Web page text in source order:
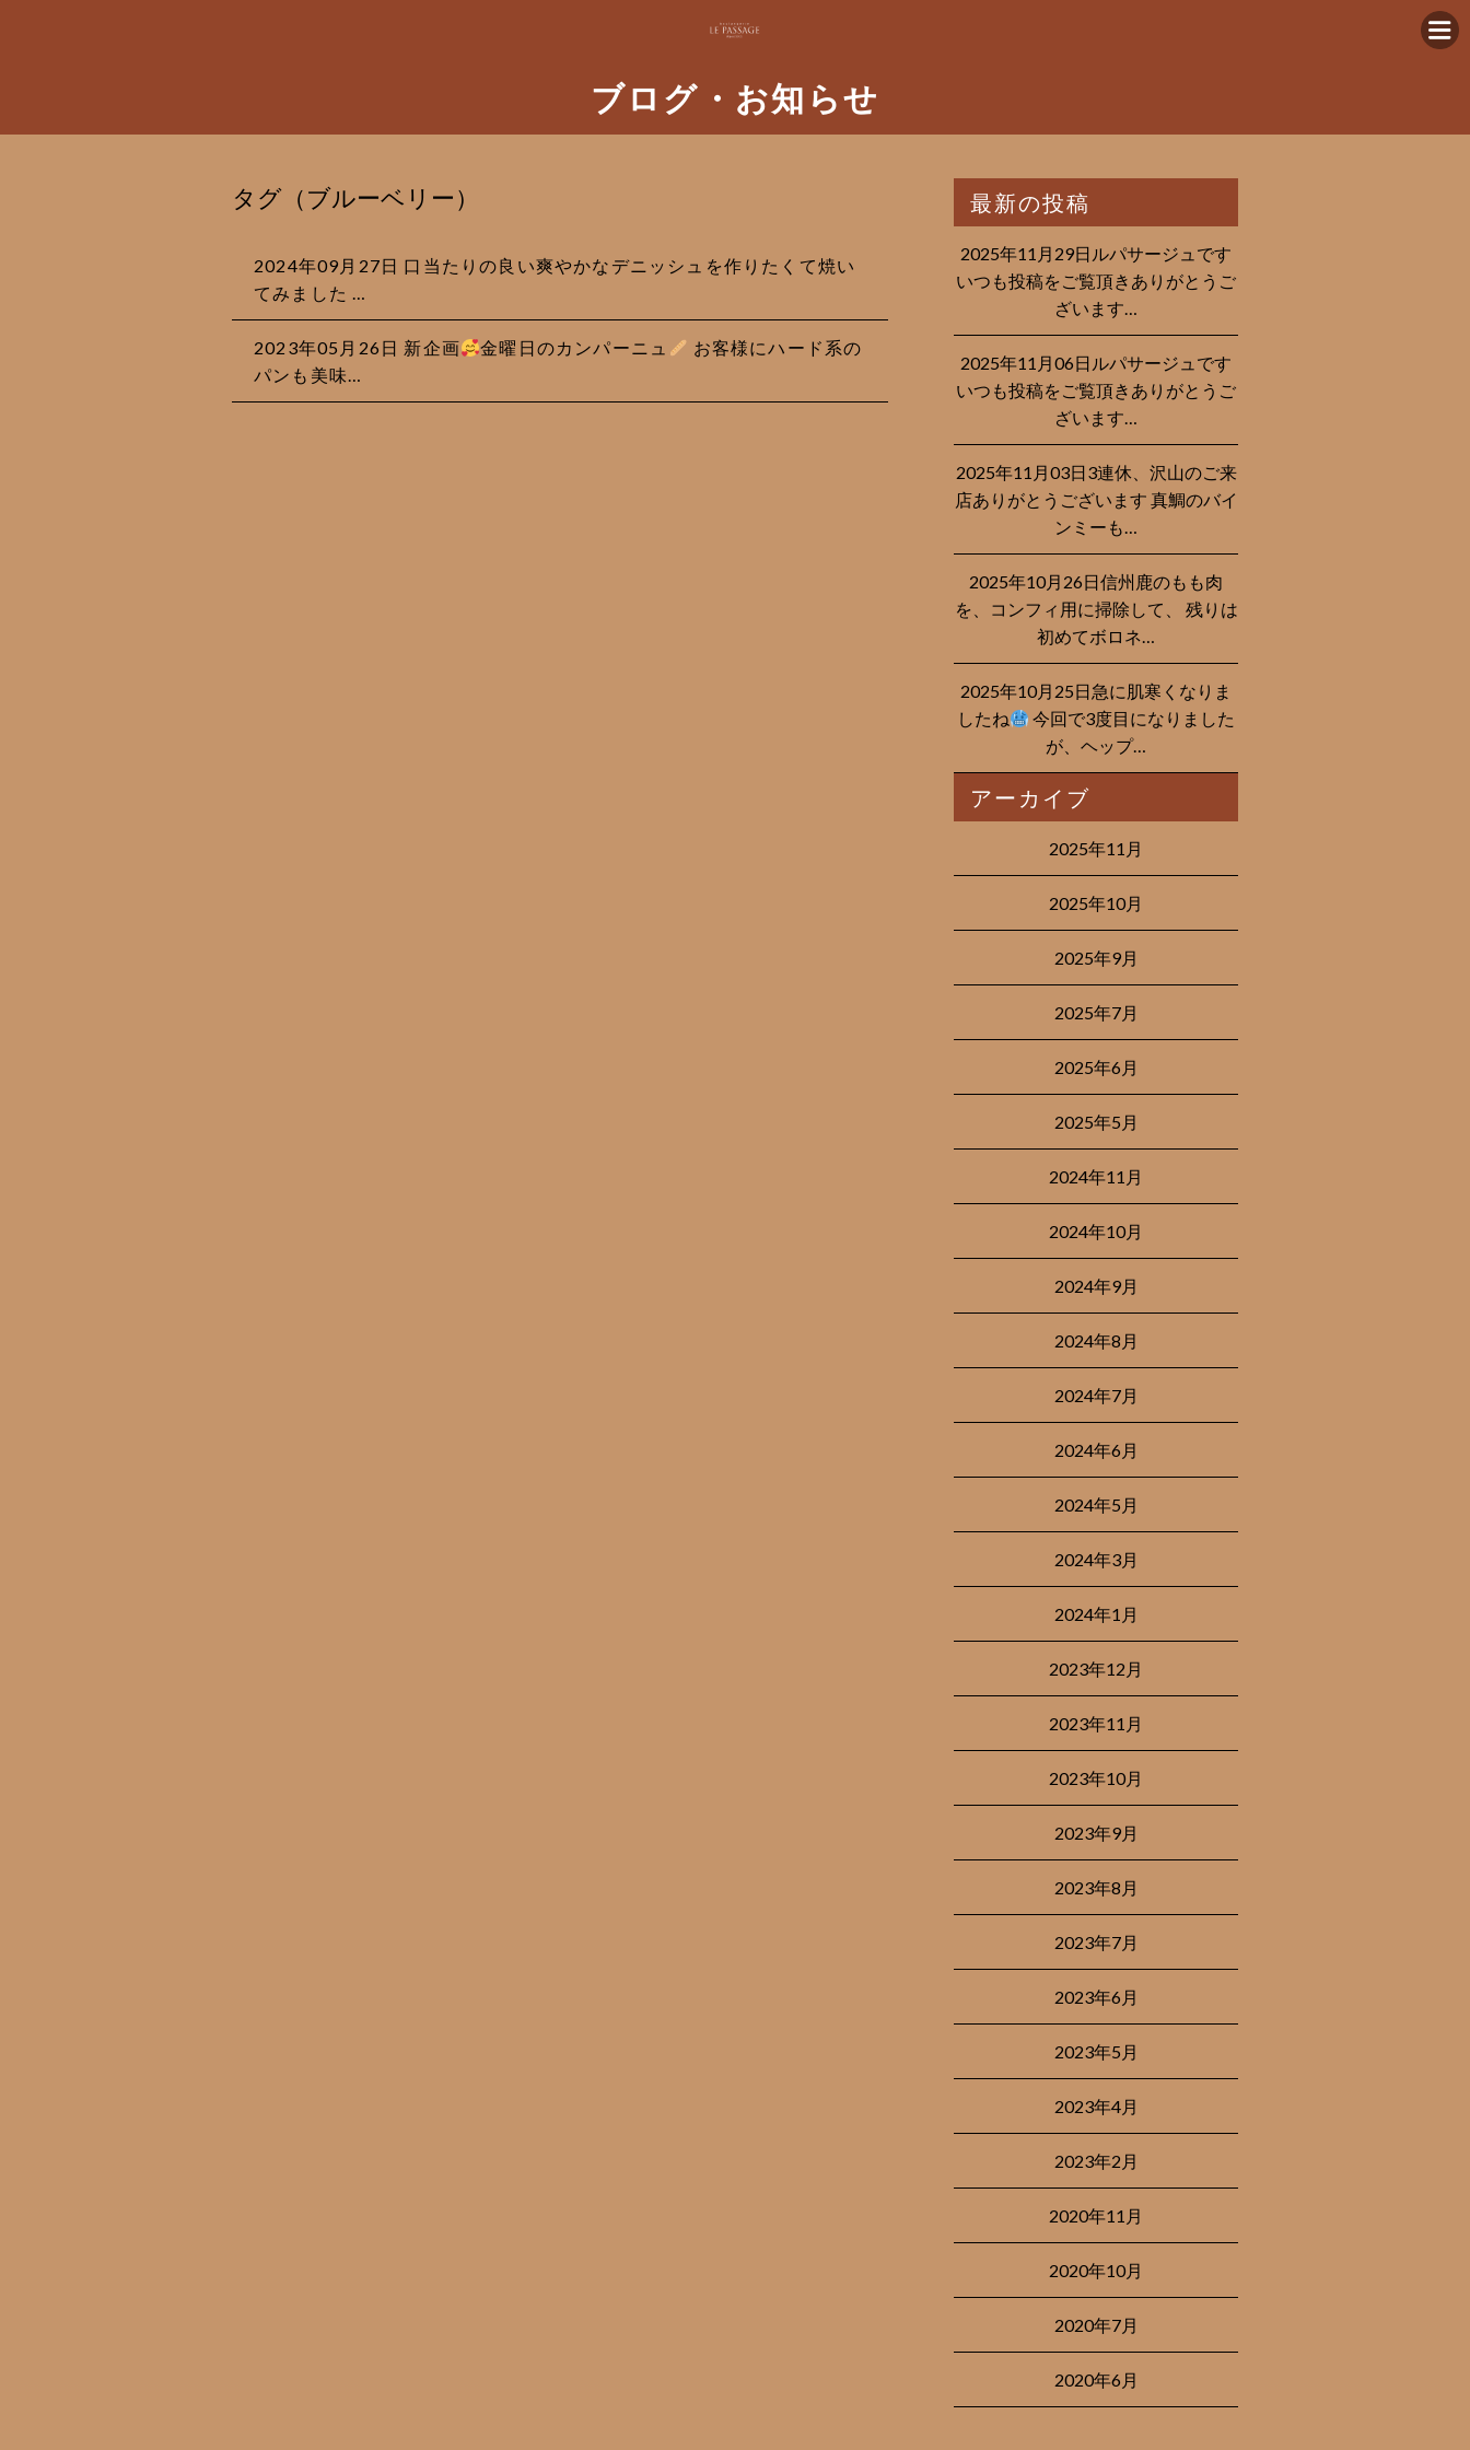
ブログ・お知らせ
タグ（ブルーベリー）
2024年09月27日 口当たりの良い爽やかなデニッシュを作りたくて焼い
てみました …
2023年05月26日 新企画 金曜日のカンパーニュ
お客様にハード系の
パンも美味…
最新の投稿
2025年11月29日ルパサージュです︎
いつも投稿をご覧頂きありがとうご
ざいます…
2025年11月06日ルパサージュです︎
いつも投稿をご覧頂きありがとうご
ざいます…
2025年11月03日3連休、沢山のご来
店ありがとうございます 真鯛のバイ
ンミーも…
2025年10月26日信州鹿のもも肉
を、コンフィ用に掃除して、 残りは
初めてボロネ…
2025年10月25日急に肌寒くなりま
したね
今回で3度目になりました
が、ヘップ…
アーカイブ
2025年11月
2025年10月
2025年9月
2025年7月
2025年6月
2025年5月
2024年11月
2024年10月
2024年9月
2024年8月
2024年7月
2024年6月
2024年5月
2024年3月
2024年1月
2023年12月
2023年11月
2023年10月
2023年9月
2023年8月
2023年7月
2023年6月
2023年5月
2023年4月
2023年2月
2020年11月
2020年10月
2020年7月
2020年6月